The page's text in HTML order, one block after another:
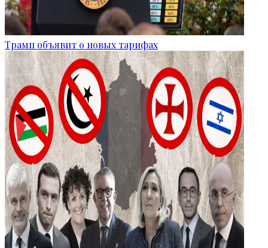
Трамп объявит о новых тарифах